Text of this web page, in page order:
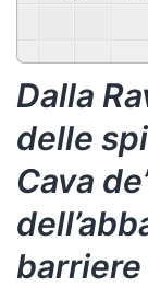
Dalla
delle
Cava